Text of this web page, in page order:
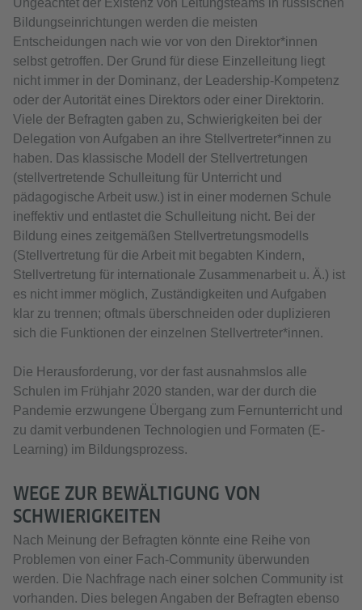
Ungeachtet der Existenz von Leitungsteams in russischen
Bildungseinrichtungen werden die meisten
Entscheidungen nach wie vor von den Direktor*innen
selbst getroffen. Der Grund für diese Einzelleitung liegt
nicht immer in der Dominanz, der Leadership-Kompetenz
oder der Autorität eines Direktors oder einer Direktorin.
Viele der Befragten gaben zu, Schwierigkeiten bei der
Delegation von Aufgaben an ihre Stellvertreter*innen zu
haben. Das klassische Modell der Stellvertretungen
(stellvertretende Schulleitung für Unterricht und
pädagogische Arbeit usw.) ist in einer modernen Schule
ineffektiv und entlastet die Schulleitung nicht. Bei der
Bildung eines zeitgemäßen Stellvertretungsmodells
(Stellvertretung für die Arbeit mit begabten Kindern,
Stellvertretung für internationale Zusammenarbeit u. Ä.) ist
es nicht immer möglich, Zuständigkeiten und Aufgaben
klar zu trennen; oftmals überschneiden oder duplizieren
sich die Funktionen der einzelnen Stellvertreter*innen.
Die Herausforderung, vor der fast ausnahmslos alle
Schulen im Frühjahr 2020 standen, war der durch die
Pandemie erzwungene Übergang zum Fernunterricht und
zu damit verbundenen Technologien und Formaten (E-
Learning) im Bildungsprozess.
WEGE ZUR BEWÄLTIGUNG VON
SCHWIERIGKEITEN
Nach Meinung der Befragten könnte eine Reihe von
Problemen von einer Fach-Community überwunden
werden. Die Nachfrage nach einer solchen Community ist
vorhanden. Dies belegen Angaben der Befragten ebenso